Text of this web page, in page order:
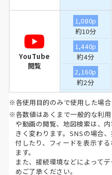
YouTube
閲覧
1,080p
約10分
1,440p
約4分
2,160p
約2分
※各使用目的のみで使用した場合
※各数値はあくまで一般的な利
や動画の閲覧、地図検索は、
きく変わります。SNSの場合
付したり、フィードを表示す
ます。
また、接続環境などによって
めご了承ください。